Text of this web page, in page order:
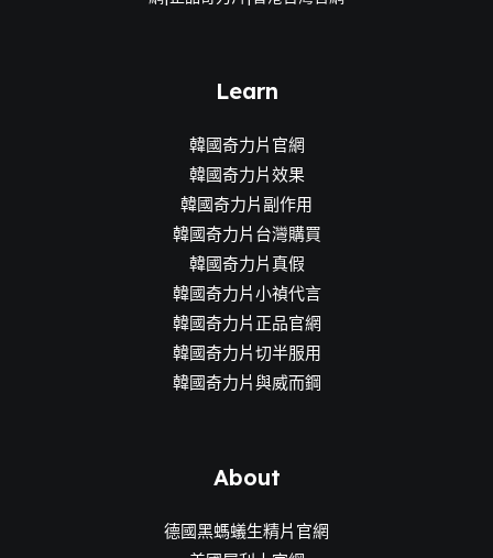
Learn
韓國奇力片官網
韓國奇力片效果
韓國奇力片副作用
韓國奇力片台灣購買
韓國奇力片真假
韓國奇力片小禎代言
韓國奇力片正品官網
韓國奇力片切半服用
韓國奇力片與威而鋼
About
德國黑螞蟻生精片官網